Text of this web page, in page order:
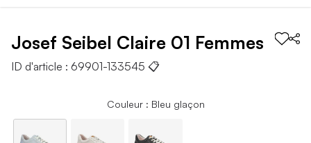
Josef Seibel Claire 01 Femmes
ID d'article : 69901-133545 📋
Couleur : Bleu glaçon